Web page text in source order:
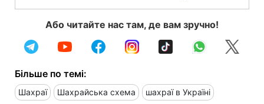
Або читайте нас там, де вам зручно!
Більше по темі:
Шахраї Шахрайська схема шахраї в Україні